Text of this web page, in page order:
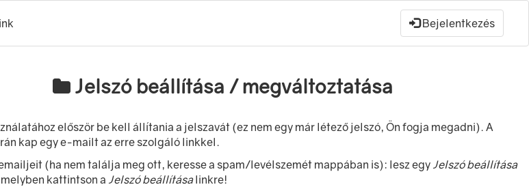
Bejelentkezés
Jelszó beállítása / megváltoztatása
először be kell állítania a jelszavát (ez nem egy már létező jelszó, Ön fogja megadni). A
kap egy e-mailt az erre szolgáló linkkel.
(ha nem találja meg ott, keresse a spam/levélszemét mappában is): lesz egy Jelszó beállítása
kattintson a Jelszó beállításalinkre!